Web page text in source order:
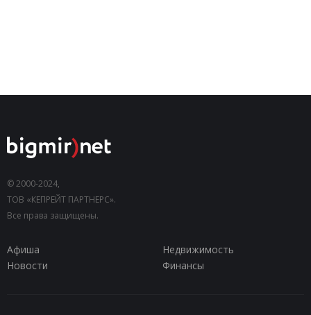
© 2000-2024,
ТОВ «КЕПРЕЙТ ПАРТНЕРС».
Все права защищены.
Афиша
Недвижимость
Новости
Финансы